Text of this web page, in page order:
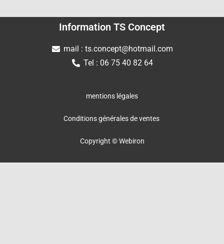
Information TS Concept
mail : ts.concept@hotmail.com
Tel : 06 75 40 82 64
mentions légales
Conditions générales de ventes
Copyright © Webiron